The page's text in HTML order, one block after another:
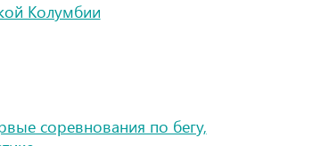
Колумбии
соревнования по бегу,